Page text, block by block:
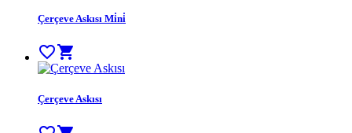
Çerçeve Askısı Mi̇ni̇
favorite_bordershopping_cart
Çerçeve Askısı